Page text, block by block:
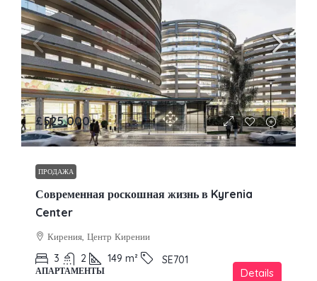
£525,000
ПРОДАЖА
Современная роскошная жизнь в Kyrenia
Center
Кирения, Центр Кирении
3 2 149 m² SE701
АПАРТАМЕНТЫ Details